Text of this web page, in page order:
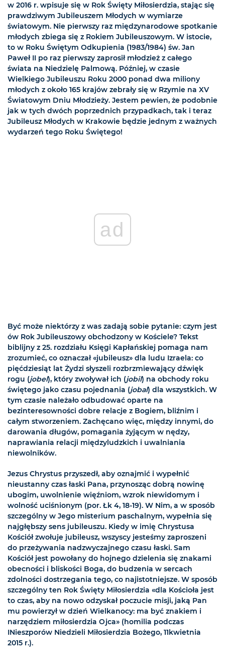
w 2016 r. wpisuje się w Rok Święty Miłosierdzia, stając się
prawdziwym Jubileuszem Młodych w wymiarze
światowym. Nie pierwszy raz międzynarodowe spotkanie
młodych zbiega się z Rokiem Jubileuszowym. W istocie,
to w Roku Świętym Odkupienia (1983/1984) św. Jan
Paweł II po raz pierwszy zaprosił młodzież z całego
świata na Niedzielę Palmową. Później, w czasie
Wielkiego Jubileuszu Roku 2000 ponad dwa miliony
młodych z około 165 krajów zebrały się w Rzymie na XV
Światowym Dniu Młodzieży. Jestem pewien, że podobnie
jak w tych dwóch poprzednich przypadkach, tak i teraz
Jubileusz Młodych w Krakowie będzie jednym z ważnych
wydarzeń tego Roku Świętego!
ad
Być może niektórzy z was zadają sobie pytanie: czym jest
ów Rok Jubileuszowy obchodzony w Kościele? Tekst
biblijny z 25. rozdziału Księgi Kapłańskiej pomaga nam
zrozumieć, co oznaczał «jubileusz» dla ludu Izraela: co
pięćdziesiąt lat Żydzi słyszeli rozbrzmiewający dźwięk
rogu (jobel), który zwoływał ich (jobil) na obchody roku
świętego jako czasu pojednania (jobal) dla wszystkich. W
tym czasie należało odbudować oparte na
bezinteresowności dobre relacje z Bogiem, bliźnim i
całym stworzeniem. Zachęcano więc, między innymi, do
darowania długów, pomagania żyjącym w nędzy,
naprawiania relacji międzyludzkich i uwalniania
niewolników.
Jezus Chrystus przyszedł, aby oznajmić i wypełnić
nieustanny czas łaski Pana, przynosząc dobrą nowinę
ubogim, uwolnienie więźniom, wzrok niewidomym i
wolność uciśnionym (por. Łk 4, 18-19). W Nim, a w sposób
szczególny w Jego misterium paschalnym, wypełnia się
najgłębszy sens jubileuszu. Kiedy w imię Chrystusa
Kościół zwołuje jubileusz, wszyscy jesteśmy zaproszeni
do przeżywania nadzwyczajnego czasu łaski. Sam
Kościół jest powołany do hojnego dzielenia się znakami
obecności i bliskości Boga, do budzenia w sercach
zdolności dostrzegania tego, co najistotniejsze. W sposób
szczególny ten Rok Święty Miłosierdzia «dla Kościoła jest
to czas, aby na nowo odzyskał poczucie misji, jaką Pan
mu powierzył w dzień Wielkanocy: ma być znakiem i
narzędziem miłosierdzia Ojca» (homilia podczas
INieszporów Niedzieli Miłosierdzia Bożego, 11kwietnia
2015 r.).